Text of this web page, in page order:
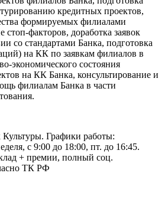
кредитных проектов,
формируемых филиалами
факторов, доработка заявок
со стандартами Банка, подготовка
на КК по заявкам филиалов в
экономического состояния
на КК Банка, консультирование и
филиалам Банка в части
Графики работы:
с 9:00 до 18:00, пт. до 16:45.
+ премии, полный соц.
ТК РФ